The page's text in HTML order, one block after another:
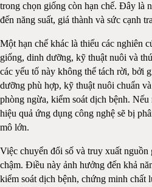
trong chọn giống còn hạn chế. Đây là
đến năng suất, giá thành và sức cạnh
Một hạn chế khác là thiếu các nghiên
giống, dinh dưỡng, kỹ thuật nuôi và
các yếu tố này không thể tách rời, bởi
dưỡng phù hợp, kỹ thuật nuôi chuẩn
phòng ngừa, kiểm soát dịch bệnh.
hiệu quả ứng dụng công nghệ sẽ bị
mô lớn.
Việc chuyển đổi số và truy xuất nguồn
chậm. Điều này ảnh hưởng đến khả
kiểm soát dịch bệnh, chứng minh chất